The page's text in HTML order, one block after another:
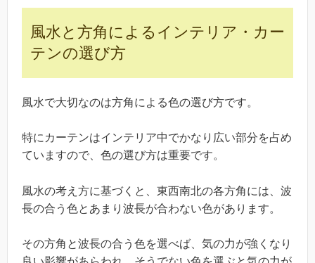
風水と方角によるインテリア・カー
テンの選び方
風水で大切なのは方角による色の選び方です。
特にカーテンはインテリア中でかなり広い部分を占め
ていますので、色の選び方は重要です。
風水の考え方に基づくと、東西南北の各方角には、波
長の合う色とあまり波長が合わない色があります。
その方角と波長の合う色を選べば、気の力が強くなり